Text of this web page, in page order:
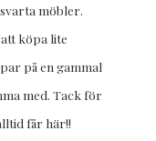
möbler.
att köpa lite
på en gammal
med. Tack för
får här!!